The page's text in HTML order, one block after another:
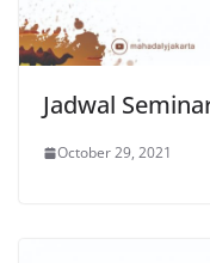
Jadwal
October 29, 2021